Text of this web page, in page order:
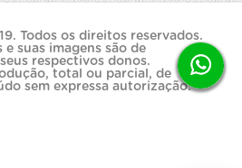
Todos os direitos reservados.
e suas imagens são de
respectivos donos.
total ou parcial, de
sem expressa autorização.